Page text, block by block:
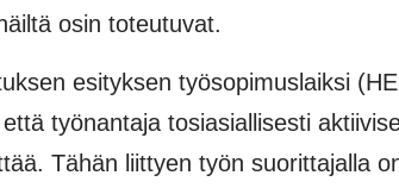
osin toteutuvat.
esityksen työsopimuslaiksi
työnantaja tosiasiallisesti
Tähän liittyen työn suorittajalla